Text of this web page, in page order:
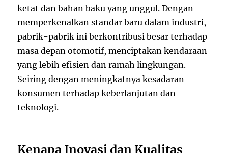
ketat dan bahan baku yang unggul. Dengan
memperkenalkan standar baru dalam industri,
pabrik-pabrik ini berkontribusi besar terhadap
masa depan otomotif, menciptakan kendaraan
yang lebih efisien dan ramah lingkungan.
Seiring dengan meningkatnya kesadaran
konsumen terhadap keberlanjutan dan
teknologi.
Kenapa Inovasi dan Kualitas